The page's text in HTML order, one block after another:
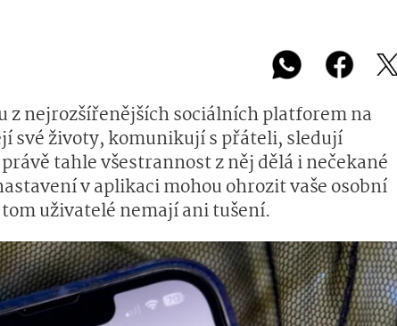
z nejrozšířenějších sociálních platforem na
své životy, komunikují s přáteli, sledují
tahle všestrannost z něj dělá i nečekané
v aplikaci mohou ohrozit vaše osobní
uživatelé nemají ani tušení.